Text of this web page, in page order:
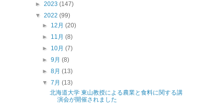
► 2023 (147)
▼ 2022 (99)
► 12月(20)
► 11月(8)
► 10月(7)
►9月(8)
►8月(13)
▼7月(13)
北海道大学 東山教授による農業と食料に関する講
演会が開催されました